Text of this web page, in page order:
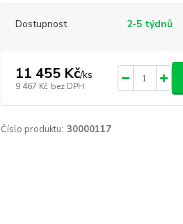
Dostupnost 2-5 týdnů
11 455 Kč/ks
9 467 Kč bez DPH
Číslo produktu: 30000117